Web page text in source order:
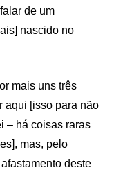
de um
nascido no
mais uns três
aqui [isso para não
– há coisas raras
mas, pelo
deste